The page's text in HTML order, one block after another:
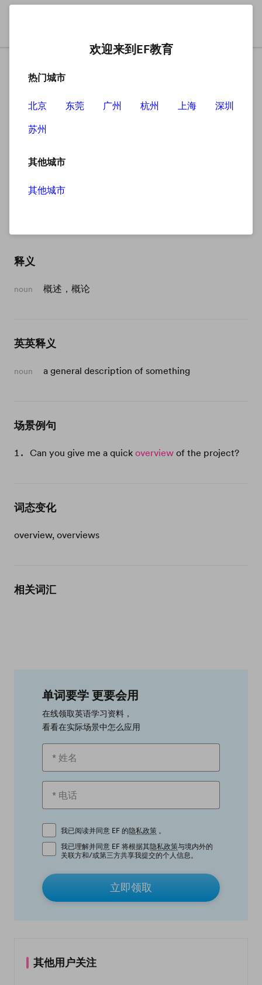
overview
释义
noun 概述，概论
英英释义
noun a general description of something
场景例句
Can you give me a quickoverviewof the project?
词态变化
overview, overviews
相关词汇
单词要学 更要会用
在线领取英语学习资料，
看看在实际场景中怎么应用
我已阅读并同意 EF 的隐私政策 。
我已理解并同意 EF 将根据其隐私政策与境内外的
关联方和/或第三方共享我提交的个人信息。
立即领取
其他用户关注
欢迎来到EF教育
热门城市
北京 东莞 广州 杭州 上海
深圳
苏州
其他城市
其他城市